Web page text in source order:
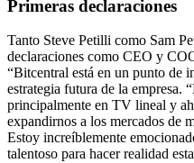
Primeras declaraciones
Tanto Steve Petilli como Sam
declaraciones como CEO y
“Bitcentral está en un punto de
estrategia futura de la empresa.
principalmente en TV lineal y
expandirnos a los mercados de
Estoy increíblemente
talentoso para hacer realidad